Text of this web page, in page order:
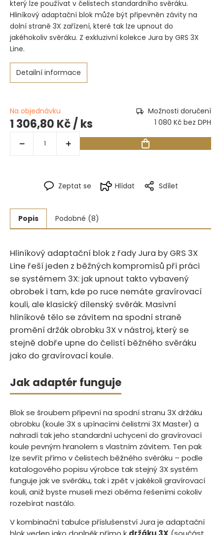
který lze používat v čelistech standardního svěráku.
Hliníkový adaptační blok může být připevněn závity na
dolní straně 3X zařízení, které tak lze upnout do
jakéhokoliv svěráku. Z exkluzivní kolekce Jura by GRS 3X
Line.
Detailní informace
Zeptat se Hlídat Sdílet
Na objednávku Možnosti doručení
1 306,80 Kč/ ks 1 080 Kč bez DPH
Popis Podobné (8)
Hliníkový adaptační blok z řady Jura by GRS 3X
Line řeší jeden z běžných kompromisů při práci
se systémem 3X: jak upnout takto vybavený
obrobek i tam, kde po ruce nemáte gravírovací
kouli, ale klasický dílenský svěrák. Masivní
hliníkové tělo se závitem na spodní straně
promění držák obrobku 3X v nástroj, který se
stejně dobře upne do čelistí běžného svěráku
jako do gravírovací koule.
Jak adaptér funguje
Blok se šroubem připevní na spodní stranu 3X držáku
obrobku (koule 3X s upínacími čelistmi 3X Master) a
nahradí tak jeho standardní uchycení do gravírovací
koule pevným hranolem s vlastním závitem. Ten pak
lze sevřít přímo v čelistech běžného svěráku – podle
katalogového popisu výrobce tak stejný 3X systém
funguje jak ve svěráku, tak i zpět v jakékoli gravírovací
kouli, aniž byste museli mezi oběma řešeními cokoliv
rozebírat nastálo.
V kombinační tabulce příslušenství Jura je adaptační